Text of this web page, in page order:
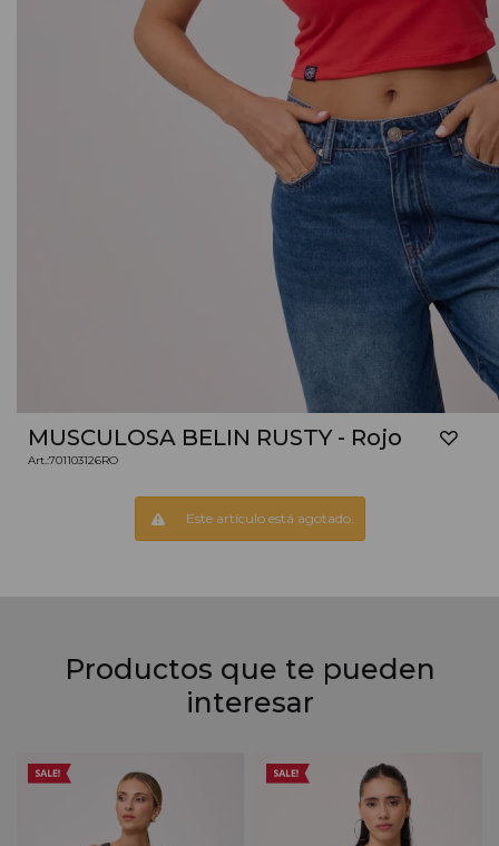
MUSCULOSA BELIN RUSTY - Rojo
701103126RO
Este artículo está agotado.
Productos que te pueden
interesar